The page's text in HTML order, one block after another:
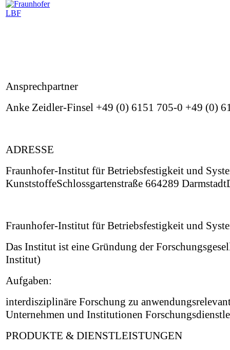
Ansprechpartner
Anke Zeidler-Finsel +49 (0) 6151 705-0 +49 (0)
ADRESSE
Fraunhofer-Institut für Betriebsfestigkeit und
KunststoffeSchlossgartenstraße 664289
Fraunhofer-Institut für Betriebsfestigkeit und
Das Institut ist eine Gründung der
Institut)
Aufgaben:
interdisziplinäre Forschung zu
Unternehmen und Institutionen
PRODUKTE & DIENSTLEISTUNGEN